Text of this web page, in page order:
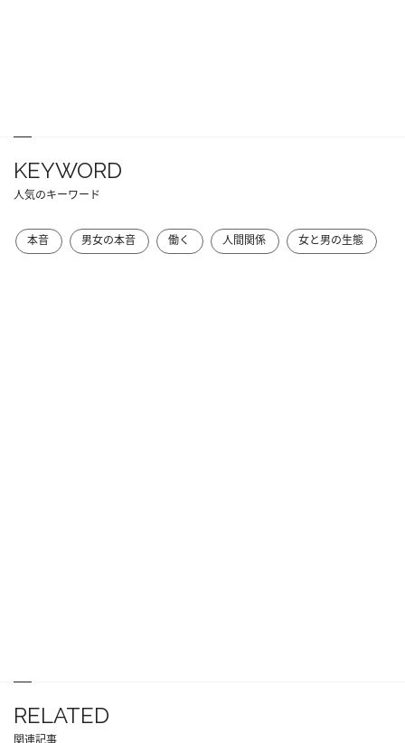
KEYWORD
人気のキーワード
本音 男女の本音 働く 人間関係 女と男の生態
RELATED